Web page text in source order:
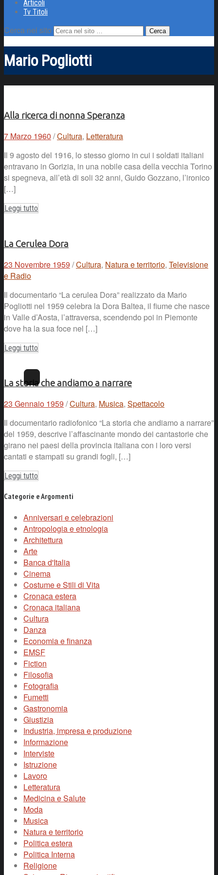
Articoli
Tv Titoli
Cerca nel sito
Mario Pogliotti
Alla ricerca di nonna Speranza
7 Marzo 1960 /Cultura, Letteratura
Il 9 agosto del 1916, lo stesso giorno in cui i soldati italiani
entravano in Gorizia, in una nobile casa della vecchia Torino
si spegneva, all’età di soli 32 anni, Guido Gozzano, l’ironico
[…]
Leggi tutto
La Cerulea Dora
23 Novembre 1959 /Cultura, Natura e territorio, Televisione
e Radio
Il documentario “La cerulea Dora” realizzato da Mario
Pogliotti nel 1959 celebra la Dora Baltea, il fiume che nasce
in Valle d’Aosta, l’attraversa, scendendo poi in Piemonte
dove ha la sua foce nel […]
Leggi tutto
La storia che andiamo a narrare
23 Gennaio 1959 /Cultura, Musica, Spettacolo
Il documentario radiofonico “La storia che andiamo a narrare”
del 1959, descrive l’affascinante mondo dei cantastorie che
girano nei paesi della provincia italiana con i loro versi
cantati e stampati su grandi fogli, […]
Leggi tutto
Categorie e Argomenti
Anniversari e celebrazioni
Antropologia e etnologia
Architettura
Arte
Banca d'Italia
Cinema
Costume e Stili di Vita
Cronaca estera
Cronaca italiana
Cultura
Danza
Economia e finanza
EMSF
Fiction
Filosofia
Fotografia
Fumetti
Gastronomia
Giustizia
Industria, impresa e produzione
Informazione
Interviste
Istruzione
Lavoro
Letteratura
Medicina e Salute
Moda
Musica
Natura e territorio
Politica estera
Politica Interna
Religione